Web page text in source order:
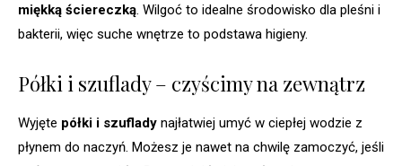
miękką ściereczką. Wilgoć to idealne środowisko dla pleśni i
bakterii, więc suche wnętrze to podstawa higieny.
Półki i szuflady – czyścimy na zewnątrz
Wyjęte półki i szuflady najłatwiej umyć w ciepłej wodzie z
płynem do naczyń. Możesz je nawet na chwilę zamoczyć, jeśli